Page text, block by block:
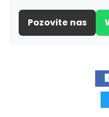
Pozovite nas